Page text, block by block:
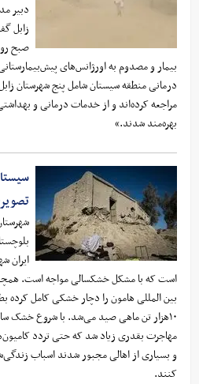
دبیر
بیمار و مصدوم به اورژانس‌های
درمانی منطقه سیستان شامل پنج شهرستان
مراجعه کرده‌اند و از خدمات درمانی و
بهره‌مند شدند.»
است که با مشکل خشکسالی مواجه است.
بین المللی هامون را دچار خشکی کامل کرده
۱۰هزار تن ماهی صید می‌شد. با شروع خشک
مهاجرت بقدری زیاد شد که حتی تردد
و بسیاری از اهالی مجبور شدند اسباب
کنند.